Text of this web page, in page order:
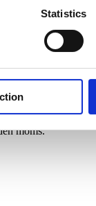
Statistics
50
elevens alder -
moms.